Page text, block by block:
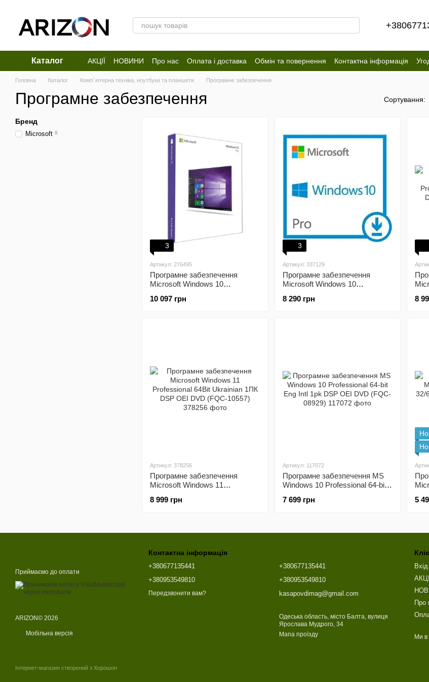
Каталог АКЦІЇ НОВИНИ Про нас Оплата і доставка Обмін та повернення Контактна інформація
Відгуки про магазин
Головна Каталог Комп`ютерна техніка, ноутбуки та планшети Програмне забезпечення
Програмне забезпечення Сортування:
3
Артикул: 276495
Програмне забезпечення
Microsoft Windows 10
USB P2 (HAV-00102)
10 097 грн
3
Артикул: 337129
Програмне забезпечення
Microsoft Windows 10
8 290 грн 8
Артикул: 378256
Програмне забезпечення
Microsoft Windows 11
DSP OEI DVD (FQC-10557)
8 999 грн
Артикул: 117072
Програмне забезпечення MS
Windows 10 Professional 64-bit
(FQC-08929)
7 699 грн 5
Бренд
Microsoft 8
Приймаємо до оплати
ARIZON© 2026
Мобільна версія
Інтернет-магазин створений з Хорошоп
Контактна інформація
+380677135441
+380953549810
Передзвонити вам?
+380677135441
+380953549810
kasapovdimag@gmail.com
Одеська область, місто Балта, вулиця
Ярослава Мудрого, 34
Мапа проїзду
АКЦІЇ
Про
Ми в